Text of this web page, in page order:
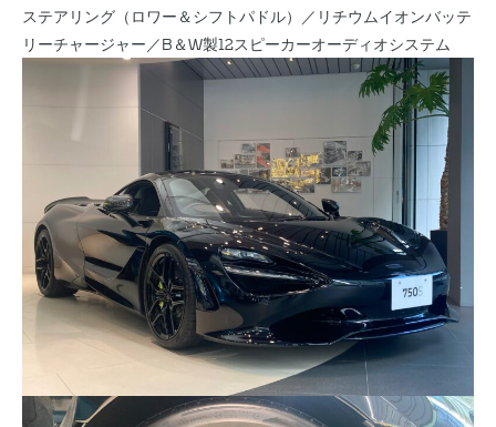
ステアリング（ロワー＆シフトパドル）／リチウムイオンバッテ
リーチャージャー／B＆W製12スピーカーオーディオシステム